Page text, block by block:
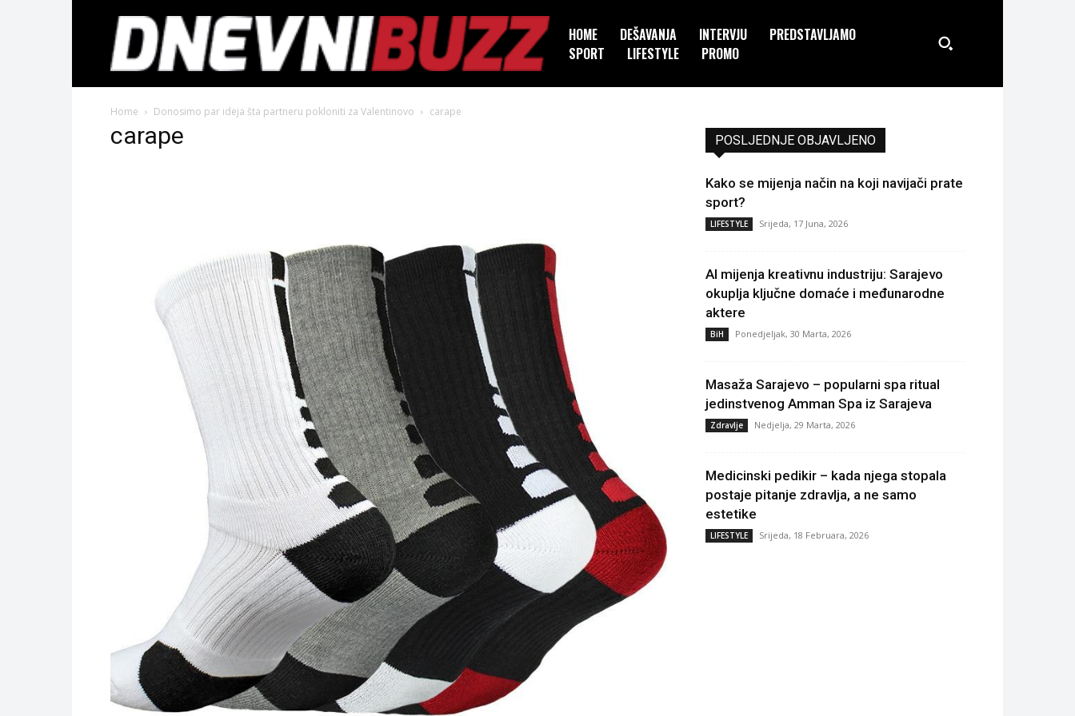
HOME DEŠAVANJA INTERVJU
PREDSTAVLJAMO
SPORT
LIFESTYLE PROMO
Home Donosimo par ideja šta partneru pokloniti za Valentinovo carape
carape POSLJEDNJE OBJAVLJENO
Kako se mijenja način na koji navijači prate
sport?
LIFESTYLE Srijeda, 17 Juna, 2026
AI mijenja kreativnu industriju: Sarajevo
okuplja ključne domaće i međunarodne
aktere
BiH Ponedjeljak, 30 Marta, 2026
Masaža Sarajevo – popularni spa ritual
jedinstvenog Amman Spa iz Sarajeva
Zdravlje Nedjelja, 29 Marta, 2026
Medicinski pedikir – kada njega stopala
postaje pitanje zdravlja, a ne samo
estetike
LIFESTYLE Srijeda, 18 Februara, 2026